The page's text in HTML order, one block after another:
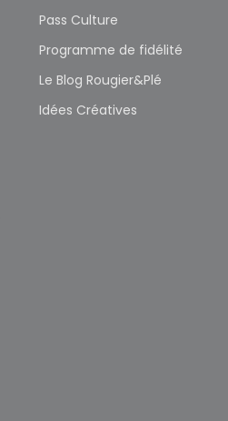
Pass Culture
Programme de fidélité
Le Blog Rougier&Plé
Idées Créatives